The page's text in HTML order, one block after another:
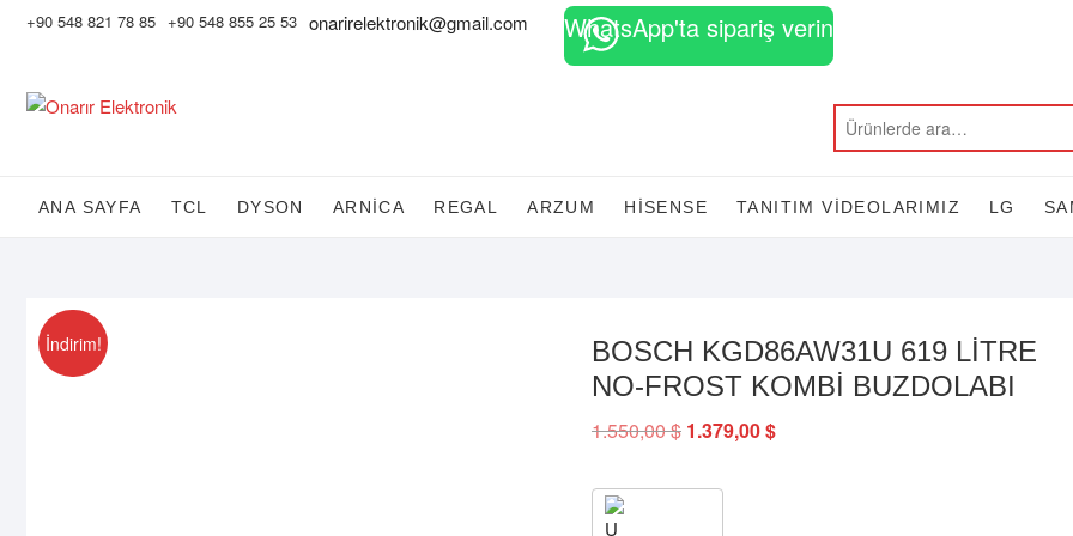
+90 548 821 78 85 +90 548 855 25 53 onarirelektronik@gmail.com WhatsApp'ta sipariş verin
ANA SAYFA TCL DYSON ARNİCA REGAL ARZUM HISENSE TANITIM VİDEOLARIMIZ LG
İndirim!
BOSCH KGD86AW31U 619 LİTRE
NO-FROST KOMBİ BUZDOLABI
1.550,00$ Orijinal
1.379,00$Şu